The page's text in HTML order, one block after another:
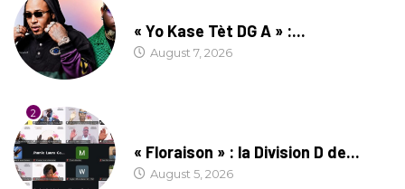
« Yo Kase Tèt DG A » :...
August 7, 2026
2
« Floraison » : la Division D de...
August 5, 2026